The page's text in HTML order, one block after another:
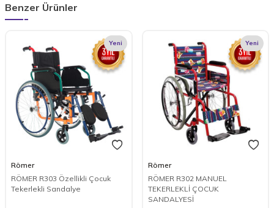
Benzer Ürünler
Yeni
Römer
RÖMER R303 Özellikli Çocuk
Tekerlekli Sandalye
Yeni
Römer
RÖMER R302 MANUEL
TEKERLEKLİ ÇOCUK
SANDALYESİ